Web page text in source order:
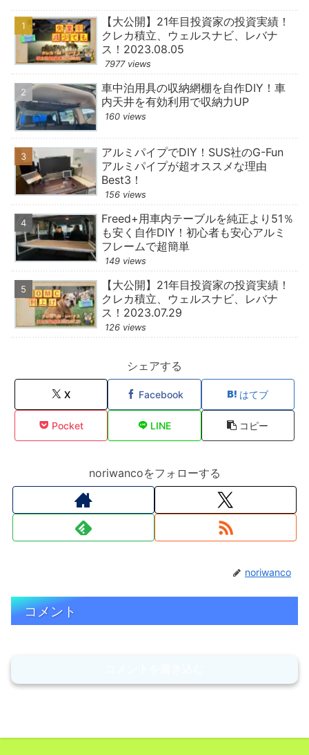
【大公開】21年目投資家の投資実績！
クレカ積立、ウェルスナビ、レバナ
ス！2023.08.05
7977 views
車中泊用具の収納網棚を自作DIY！車
内天井を有効利用で収納力UP
160 views
アルミパイプでDIY！SUS社のG-Fun
アルミパイプが超オススメな理由
Best3！
156 views
Freed+用車内テーブルを純正より51％
も安く自作DIY！初心者も安心アルミ
フレームで超簡単
149 views
【大公開】21年目投資家の投資実績！
クレカ積立、ウェルスナビ、レバナ
ス！2023.07.29
126 views
シェアする
X Facebook はてブ
Pocket LINE コピー
noriwancoをフォローする
noriwanco
コメント